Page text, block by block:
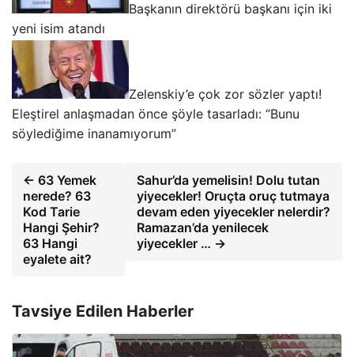
Başkanın direktörü başkanı için iki
yeni isim atandı
Zelenskiy’e çok zor sözler yaptı!
Eleştirel anlaşmadan önce şöyle tasarladı: “Bunu
söylediğime inanamıyorum”
← 63 Yemek
nerede? 63
Kod Tarie
Hangi Şehir?
63 Hangi
eyalete ait?
Sahur’da yemelisin! Dolu tutan
yiyecekler! Oruçta oruç tutmaya
devam eden yiyecekler nelerdir?
Ramazan’da yenilecek
yiyecekler … →
Tavsiye Edilen Haberler